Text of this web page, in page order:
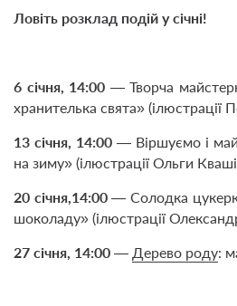
Ловіть розклад подій у січні!
6 січня, 14:00 — Творча
хранителька свята» (ілюстрації
13 січня, 14:00— Віршуємо і
на зиму» (ілюстрації Ольги
20 січня,14:00— Солодка
шоколаду» (ілюстрації
27 січня, 14:00 — Дерево роду: